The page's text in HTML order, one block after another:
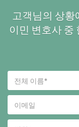
고객님의 상황
이민 변호사 중